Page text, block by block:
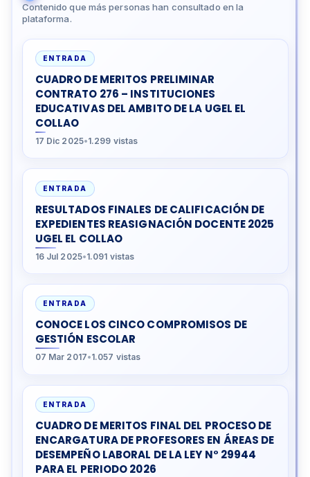
Contenido que más personas han consultado en la
plataforma.
ENTRADA
CUADRO DE MERITOS PRELIMINAR
CONTRATO 276 – INSTITUCIONES
EDUCATIVAS DEL AMBITO DE LA UGEL EL
COLLAO
17 Dic 2025•1.299 vistas
ENTRADA
RESULTADOS FINALES DE CALIFICACIÓN DE
EXPEDIENTES REASIGNACIÓN DOCENTE 2025
UGEL EL COLLAO
16 Jul 2025•1.091 vistas
ENTRADA
CONOCE LOS CINCO COMPROMISOS DE
GESTIÓN ESCOLAR
07 Mar 2017•1.057 vistas
ENTRADA
CUADRO DE MERITOS FINAL DEL PROCESO DE
ENCARGATURA DE PROFESORES EN ÁREAS DE
DESEMPEÑO LABORAL DE LA LEY N° 29944
PARA EL PERIODO 2026